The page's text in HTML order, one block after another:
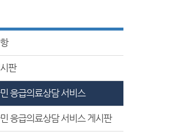
판
응급의료상담 서비스
응급의료상담 서비스 게시판